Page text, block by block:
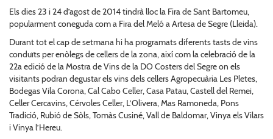
Els dies 23 i 24 d’agost de 2014 tindrà lloc la Fira de Sant Bartomeu,
popularment coneguda com a Fira del Meló a Artesa de Segre (Lleida).
Durant tot el cap de setmana hi ha programats diferents tasts de vins
conduïts per enòlegs de cellers de la zona, així com la celebració de la
22a edició de la Mostra de Vins de la DO Costers del Segre on els
visitants podran degustar els vins dels cellers Agropecuària Les Pletes,
Bodegas Vila Corona, Cal Cabo Celler, Casa Patau, Castell del Remei,
Celler Cercavins, Cérvoles Celler, L’Olivera, Mas Ramoneda, Pons
Tradició, Rubió de Sòls, Tomàs Cusiné, Vall de Baldomar, Vinya els Vilars
i Vinya l’Hereu.